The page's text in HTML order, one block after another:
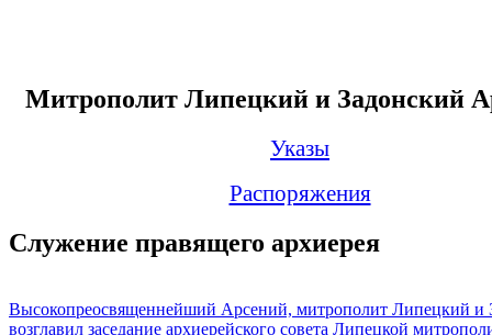
Митрополит Липецкий и Задонский
Указы
Распоряжения
Служение правящего архиерея
Высокопреосвященнейший Арсений, митрополит Липецкий и
возглавил заседание архиерейского совета Липецкой